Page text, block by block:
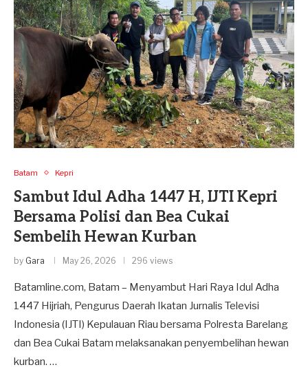
Batam Kepri
Sambut Idul Adha 1447 H, IJTI Kepri
Bersama Polisi dan Bea Cukai
Sembelih Hewan Kurban
by Gara May 26, 2026 296 views
Batamline.com, Batam – Menyambut Hari Raya Idul Adha
1447 Hijriah, Pengurus Daerah Ikatan Jurnalis Televisi
Indonesia (IJTI) Kepulauan Riau bersama Polresta Barelang
dan Bea Cukai Batam melaksanakan penyembelihan hewan
kurban. …